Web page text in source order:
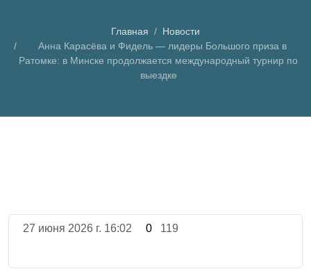
Главная
Новости
Анна Карасёва и Фидель — лидеры Большого приза в
Ратомке: в Минске продолжается международный турнир по
выездке
27 июня 2026 г. 16:02 0 119